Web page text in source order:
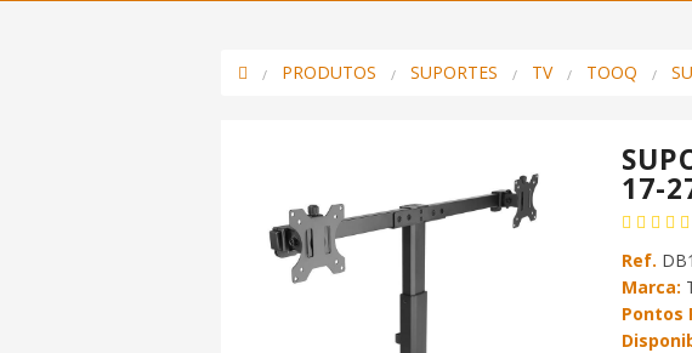
PRODUTOS SUPORTES TV TOOQ
17-
Ref.
Marca:
Pontos